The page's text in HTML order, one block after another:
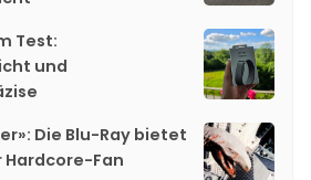
Test:
und
Die Blu-Ray bietet
Hardcore-Fan